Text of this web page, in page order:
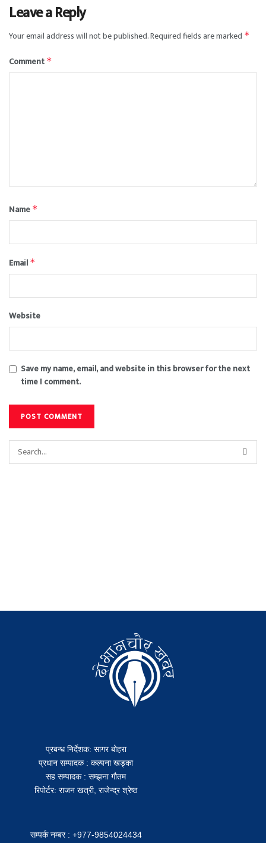
Leave a Reply
Your email address will not be published.Required fields are marked *
Comment *
Name *
Email *
Website
Save my name, email, and website in this browser for the next
time I comment.
प्रबन्ध निर्देशक: सागर बोहरा
प्रधान सम्पादक : कल्पना खड्का
सह सम्पादक : सम्झना गौतम
रिपोर्टर: राजन खत्री, राजेन्द्र श्रेष्ठ
सम्पर्क नम्बर : +977-9854024434